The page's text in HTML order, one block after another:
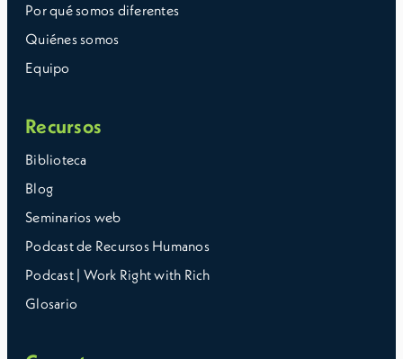
Por qué somos diferentes
Quiénes somos
Equipo
Recursos
Biblioteca
Blog
Seminarios web
Podcast de Recursos Humanos
Podcast | Work Right with Rich
Glosario